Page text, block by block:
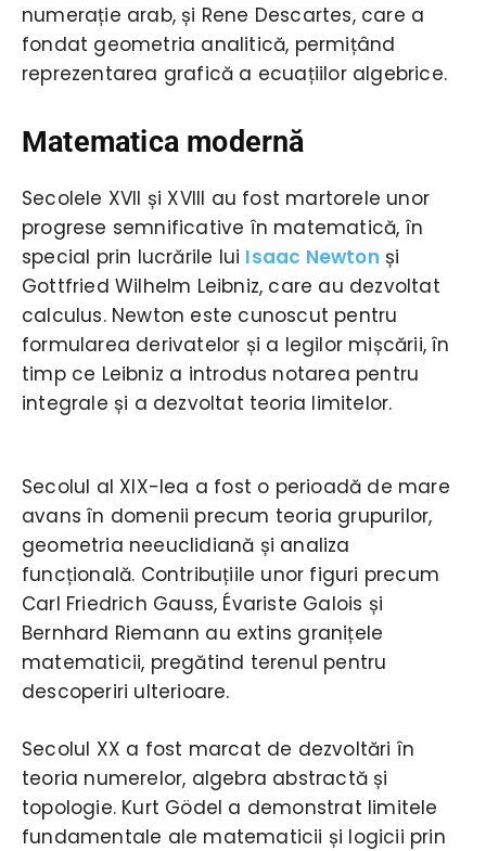
numerație arab, și Rene Descartes, care a
fondat geometria analitică, permițând
reprezentarea grafică a ecuațiilor algebrice.
Matematica modernă
Secolele XVII și XVIII au fost martorele unor
progrese semnificative în matematică, în
special prin lucrările lui Isaac Newton și
Gottfried Wilhelm Leibniz, care au dezvoltat
calculus. Newton este cunoscut pentru
formularea derivatelor și a legilor mișcării, în
timp ce Leibniz a introdus notarea pentru
integrale și a dezvoltat teoria limitelor.
Secolul al XIX-lea a fost o perioadă de mare
avans în domenii precum teoria grupurilor,
geometria neeuclidiană și analiza
funcțională. Contribuțiile unor figuri precum
Carl Friedrich Gauss, Évariste Galois și
Bernhard Riemann au extins granițele
matematicii, pregătind terenul pentru
descoperiri ulterioare.
Secolul XX a fost marcat de dezvoltări în
teoria numerelor, algebra abstractă și
topologie. Kurt Gödel a demonstrat limitele
fundamentale ale matematicii și logicii prin